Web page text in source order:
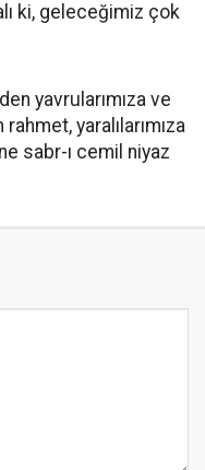
ki, geleceğimiz çok
yavrularımıza ve
yaralılarımıza
sabr-ı cemil niyaz